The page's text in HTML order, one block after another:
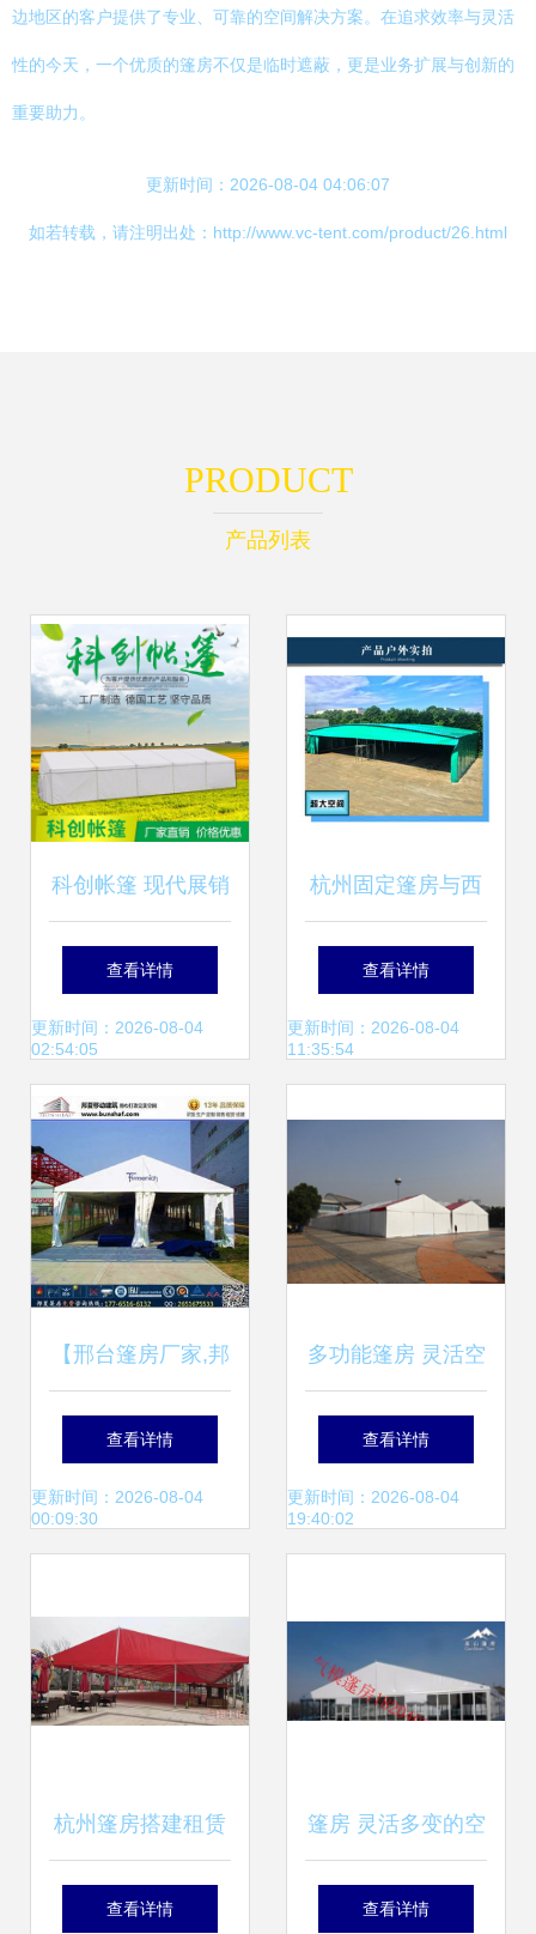
边地区的客户提供了专业、可靠的空间解决方案。在追求效率与灵活
性的今天，一个优质的篷房不仅是临时遮蔽，更是业务扩展与创新的
重要助力。
更新时间：2026-08-04 04:06:07
如若转载，请注明出处：http://www.vc-tent.com/product/26.html
PRODUCT
产品列表
科创帐篷 现代展销
篷房的多功能应用
与优势解析
查看详情
更新时间：2026-08-04
02:54:05
杭州固定篷房与西
湖区遮阳棚造价解
析 找对直销省心省
查看详情
更新时间：2026-08-04
11:35:54
【邢台篷房厂家,邦
夏蓬房六角大蓬,彩
色棚房出租】-
查看详情
更新时间：2026-08-04
00:09:30
多功能篷房 灵活空
间解决方案
查看详情
更新时间：2026-08-04
19:40:02
杭州篷房搭建租赁
车展、房产促销、
查看详情
篷房 灵活多变的空
间解决方案
查看详情